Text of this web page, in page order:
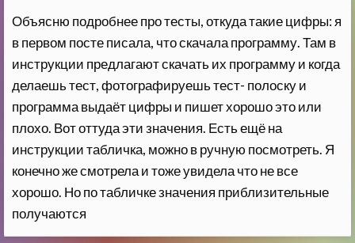
Объясню подробнее про тесты, откуда такие цифры: я
в первом посте писала, что скачала программу. Там в
инструкции предлагают скачать их программу и когда
делаешь тест, фотографируешь тест- полоску и
программа выдаёт цифры и пишет хорошо это или
плохо. Вот оттуда эти значения. Есть ещё на
инструкции табличка, можно в ручную посмотреть. Я
конечно же смотрела и тоже увидела что не все
хорошо. Но по табличке значения приблизительные
получаются